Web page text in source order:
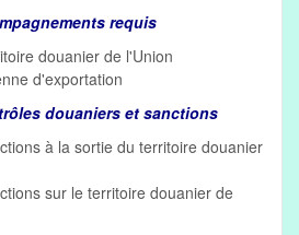
requis
douanier de l'Union
d'exportation
douaniers et sanctions
à la sortie du territoire douanier
sur le territoire douanier de